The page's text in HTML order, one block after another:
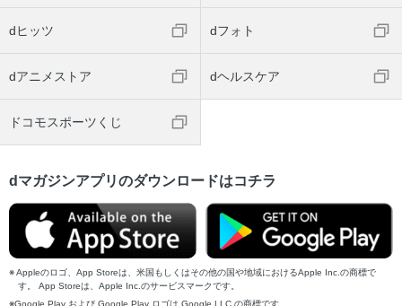
dヒッツ dフォト
dアニメストア dヘルスケア
ドコモスポーツくじ
dマガジンアプリのダウンロードはコチラ
Appleのロゴ、App Storeは、米国もしくはその他の国や地域におけるApple Inc.の商標で
す。 App Storeは、Apple Inc.のサービスマークです。
Google Play および Google Play ロゴは Google LLC の商標です。